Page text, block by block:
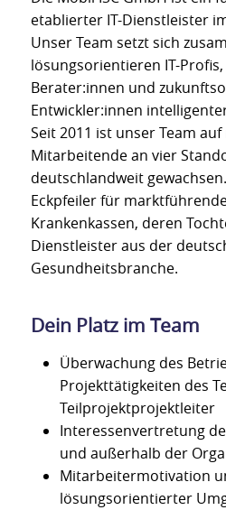
etablierter IT-Dienstleister
Unser Team setzt sich
lösungsorientieren IT-
Berater:innen und
Entwickler:innen
Seit 2011 ist unser Team
Mitarbeitende an vier
deutschlandweit
Eckpfeiler für
Krankenkassen, deren
Dienstleister aus der
Gesundheitsbranche.
Dein Platz im Team
Überwachung des
Projekttätigkeiten des
Teilprojektprojektleiter
Interessenvertretung
und außerhalb der
Mitarbeitermotivation
lösungsorientierter